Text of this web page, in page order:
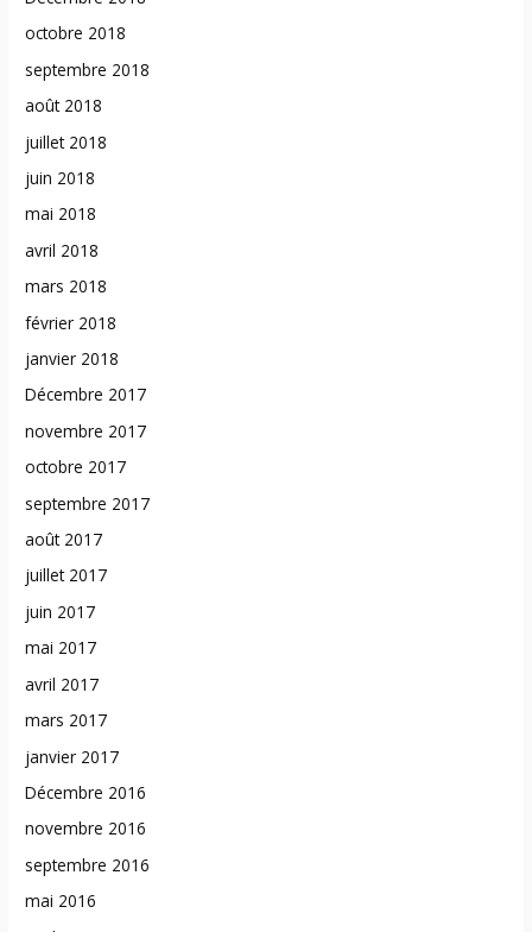
octobre 2018
septembre 2018
août 2018
juillet 2018
juin 2018
mai 2018
avril 2018
mars 2018
février 2018
janvier 2018
Décembre 2017
novembre 2017
octobre 2017
septembre 2017
août 2017
juillet 2017
juin 2017
mai 2017
avril 2017
mars 2017
janvier 2017
Décembre 2016
novembre 2016
septembre 2016
mai 2016